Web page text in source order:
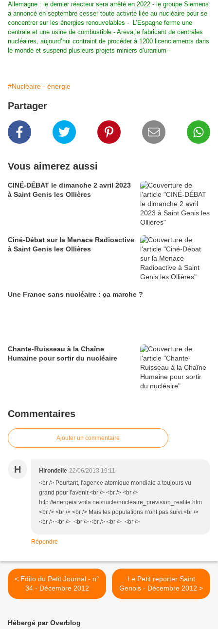
Allemagne : le dernier réacteur sera arrêté en 2022 - le groupe Siemens
a annoncé en septembre cesser toute activité liée au nucléaire pour se
concentrer sur les énergies renouvelables - L’Espagne ferme une
centrale et une usine de combustible - Areva,le fabricant de centrales
nucléaires, aujourd’hui contraint de procéder à 1200 licenciements dans
le monde et suspend plusieurs projets miniers d’uranium -
#Nucléaire - énergie
Partager
Vous aimerez aussi
CINÉ-DÉBAT le dimanche 2 avril 2023
à Saint Genis les Ollières
Ciné-Débat sur la Menace Radioactive
à Saint Genis les Ollières
Une France sans nucléaire : ça marche ?
Chante-Ruisseau à la Chaîne
Humaine pour sortir du nucléaire
Commentaires
Ajouter un commentaire
H Hirondelle 22/06/2013 19:11
<br /> Pourtant, l'agence atomique mondiale a toujours vu
grand pour l'avenir.<br /> <br /> <br />
http://energeia.voila.net/nucle/nucleaire_prevision_realite.htm
<br /> <br /> <br /> Mais les populations n'ont pas suivi.<br />
<br /> <br /> <br /> <br /> <br /> <br />
Répondre
< Edito du Petit Journal - n°
34 - Décembre 2012
Le Petit reporter Saint
Genois - Décembre 2012 >
Hébergé par Overblog